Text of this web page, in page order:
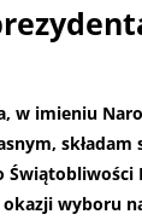
w imieniu
składam
Świątobliwości
okazji wyboru